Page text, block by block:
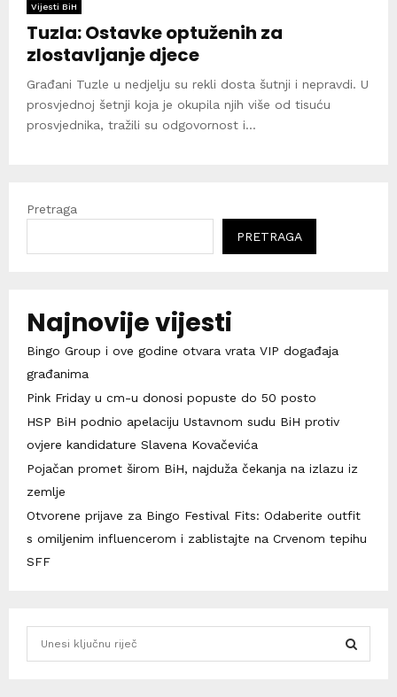
Vijesti BiH
Tuzla: Ostavke optuženih za
zlostavljanje djece
Građani Tuzle u nedjelju su rekli dosta šutnji i nepravdi. U
prosvjednoj šetnji koja je okupila njih više od tisuću
prosvjednika, tražili su odgovornost i...
Pretraga
PRETRAGA
Najnovije vijesti
Bingo Group i ove godine otvara vrata VIP događaja
građanima
Pink Friday u cm-u donosi popuste do 50 posto
HSP BiH podnio apelaciju Ustavnom sudu BiH protiv
ovjere kandidature Slavena Kovačevića
Pojačan promet širom BiH, najduža čekanja na izlazu iz
zemlje
Otvorene prijave za Bingo Festival Fits: Odaberite outfit
s omiljenim influencerom i zablistajte na Crvenom tepihu
SFF